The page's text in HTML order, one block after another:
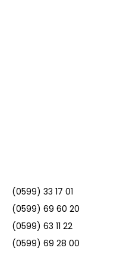
(0599) 33 17 01
(0599) 69 60 20
(0599) 63 11 22
(0599) 69 28 00